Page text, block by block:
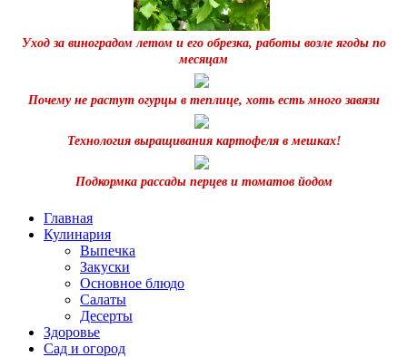
Уход за виноградом летом и его обрезка, работы возле ягоды по
месяцам
Почему не растут огурцы в теплице, хоть есть много завязи
Технология выращивания картофеля в мешках!
Подкормка рассады перцев и томатов йодом
Главная
Кулинария
Выпечка
Закуски
Основное блюдо
Салаты
Десерты
Здоровье
Сад и огород